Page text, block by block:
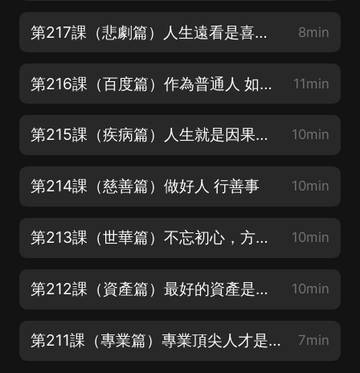
第217課（悲劇篇）人生遠看是喜劇，近看是悲劇 8min
第216課（百度篇）作為普通人 如何逆襲？ 11min
第215課（疾病篇）人生就是因果，找到因，得正果 10min
第214課（慈善篇）做好人 行善事 10min
第213課（世華篇）不忘初心，方得始終 10min
第212課（資產篇）最好的資產是：人 10min
第211課（專業篇）專業頂尖人才是企業做大的根本核心 7min